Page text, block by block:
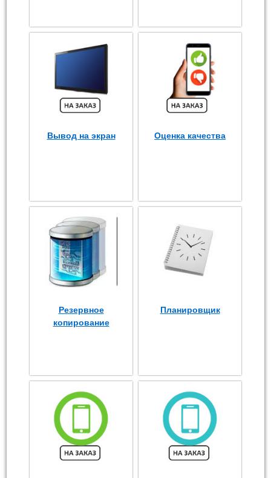
Вывод на экран Оценка качества
Резервное
копирование
Планировщик